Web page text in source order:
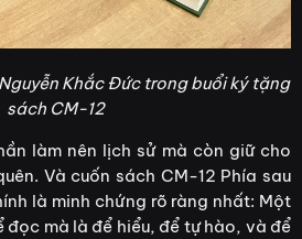
Khắc Đức trong buổi ký tặng
sách CM-12
làm nên lịch sử mà còn giữ cho
Và cuốn sách CM-12 Phía sau
là minh chứng rõ ràng nhất: Một
mà là để hiểu, để tự hào, và để